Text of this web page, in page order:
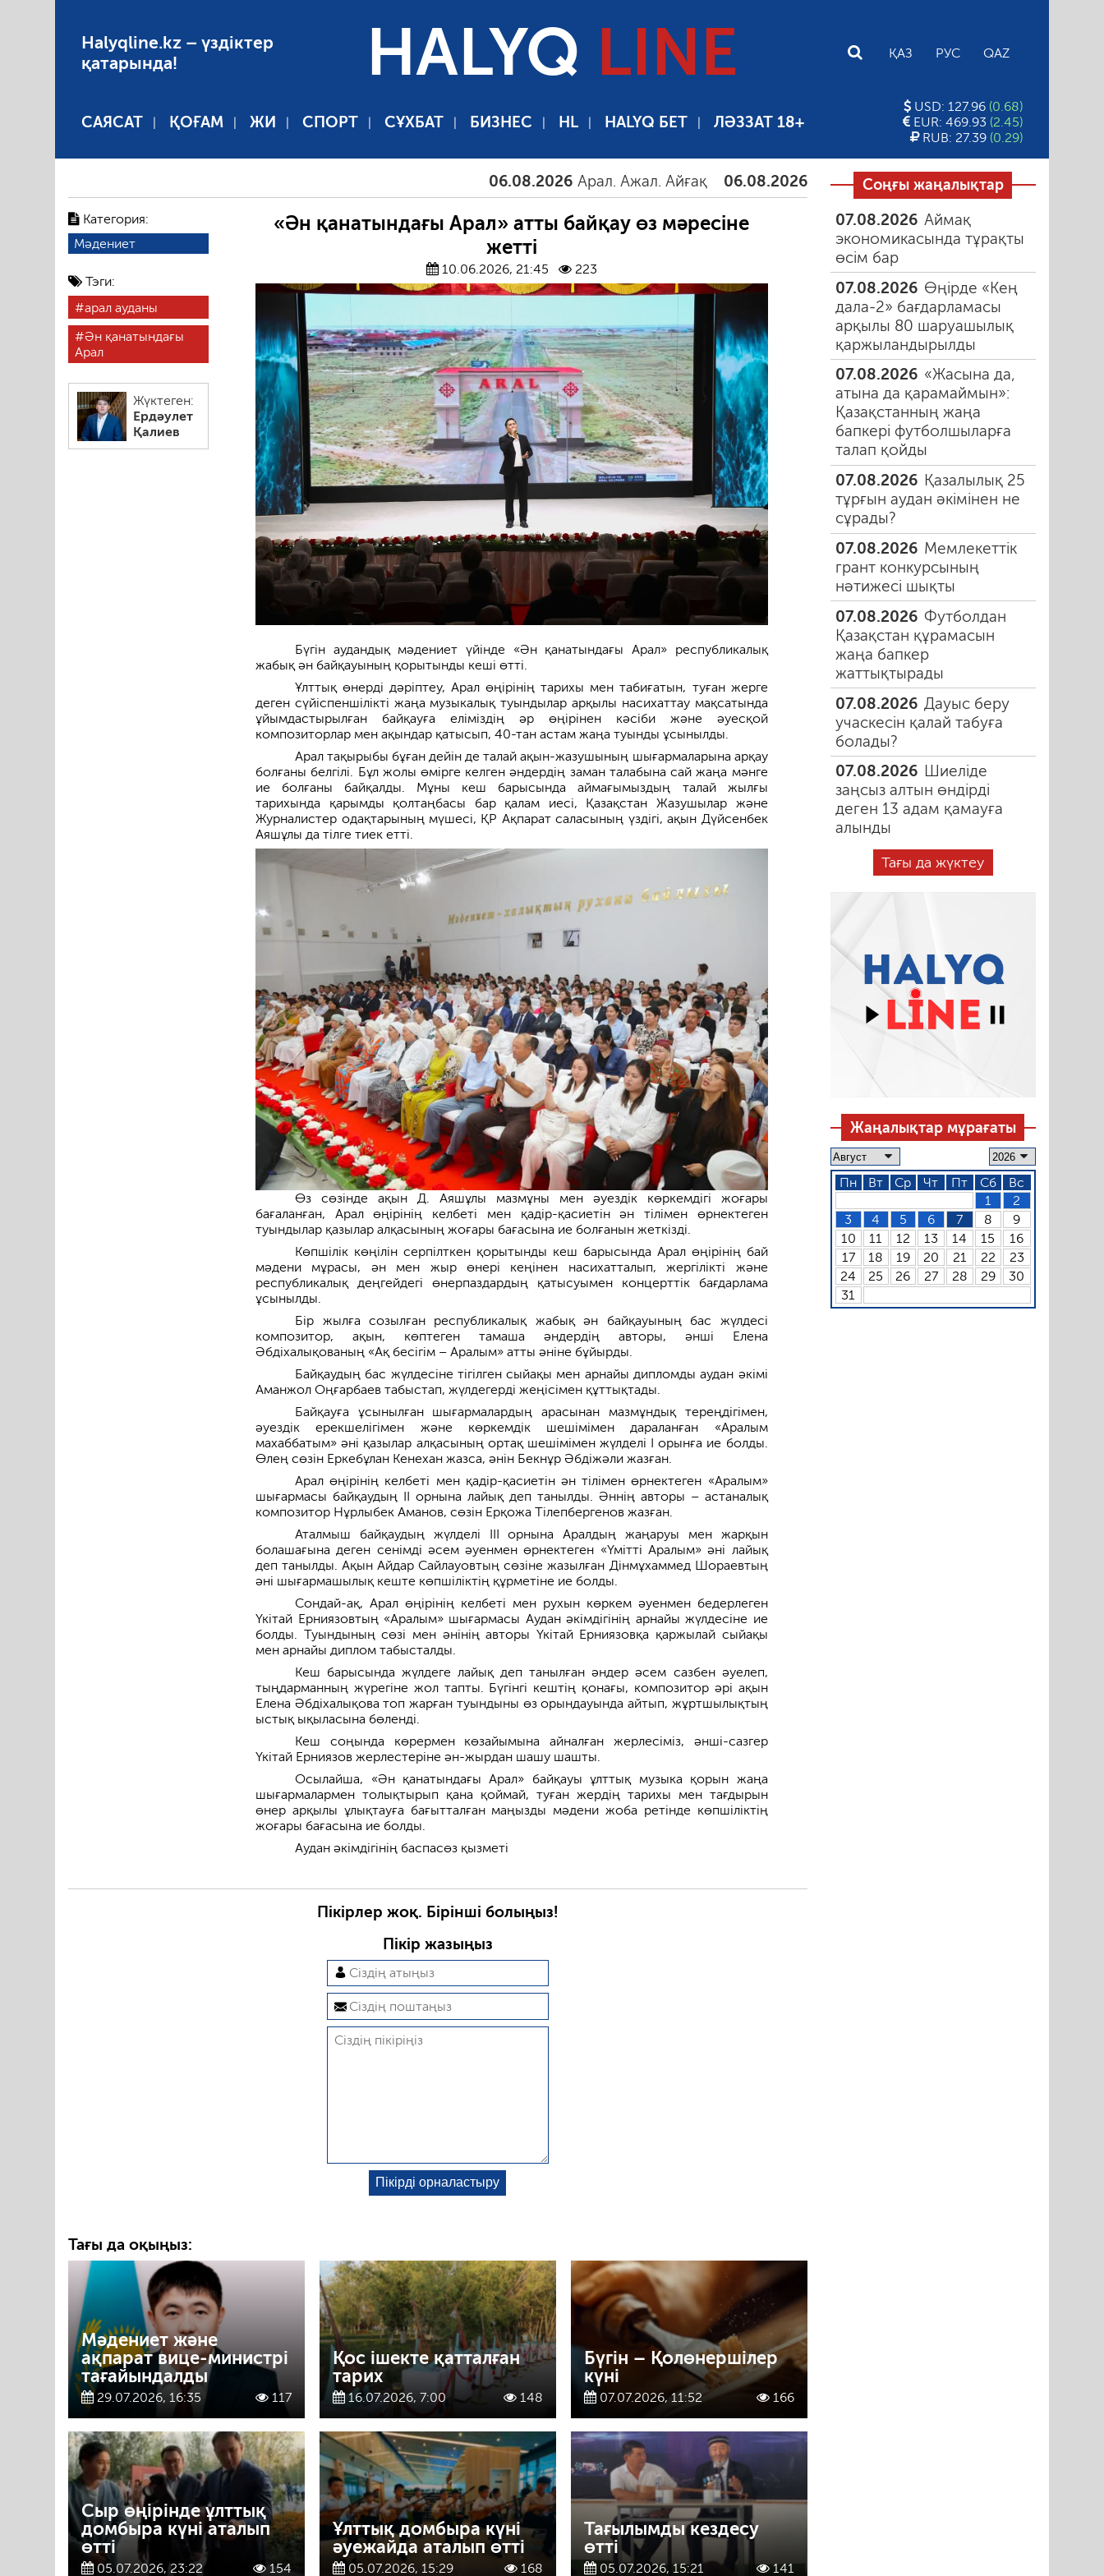
Halyqline.kz – үздіктер
қатарында!
HALYQ LINE ҚАЗ РУС QAZ
САЯСАТ ҚОҒАМ ЖИ СПОРТ СҰХБАТ БИЗНЕС HL HALYQ БЕТ ЛӘЗЗАТ 18+
USD: 127.96 (0.68)
EUR: 469.93 (2.45)
RUB: 27.39 (0.29)
06.08.2026 Арал. Ажал. Айғақ 06.08.2026 Тамыздағы таңғы түтін 06.08.2026
Категория:
Мәдениет
Тэги:
арал ауданы
Ән қанатындағы
Арал
Жүктеген:
Ердәулет
Қалиев
«Ән қанатындағы Арал» атты байқау өз мәресіне
жетті
10.06.2026, 21:45 223
Бүгін аудандық мәдениет үйінде «Ән қанатындағы Арал» республикалық
жабық ән байқауының қорытынды кеші өтті.
Ұлттық өнерді дәріптеу, Арал өңірінің тарихы мен табиғатын, туған жерге
деген сүйіспеншілікті жаңа музыкалық туындылар арқылы насихаттау мақсатында
ұйымдастырылған байқауға еліміздің әр өңірінен кәсіби және әуесқой
композиторлар мен ақындар қатысып, 40-тан астам жаңа туынды ұсынылды.
Арал тақырыбы бұған дейін де талай ақын-жазушының шығармаларына арқау
болғаны белгілі. Бұл жолы өмірге келген әндердің заман талабына сай жаңа мәнге
ие болғаны байқалды. Мұны кеш барысында аймағымыздың талай жылғы
тарихында қарымды қолтаңбасы бар қалам иесі, Қазақстан Жазушылар және
Журналистер одақтарының мүшесі, ҚР Ақпарат саласының үздігі, ақын Дүйсенбек
Аяшұлы да тілге тиек етті.
Өз сөзінде ақын Д. Аяшұлы мазмұны мен әуездік көркемдігі жоғары
бағаланған, Арал өңірінің келбеті мен қадір-қасиетін ән тілімен өрнектеген
туындылар қазылар алқасының жоғары бағасына ие болғанын жеткізді.
Көпшілік көңілін серпілткен қорытынды кеш барысында Арал өңірінің бай
мәдени мұрасы, ән мен жыр өнері кеңінен насихатталып, жергілікті және
республикалық деңгейдегі өнерпаздардың қатысуымен концерттік бағдарлама
ұсынылды.
Бір жылға созылған республикалық жабық ән байқауының бас жүлдесі
композитор, ақын, көптеген тамаша әндердің авторы, әнші Елена
Әбдіхалықованың «Ақ бесігім – Аралым» атты әніне бұйырды.
Байқаудың бас жүлдесіне тігілген сыйақы мен арнайы дипломды аудан әкімі
Аманжол Оңғарбаев табыстап, жүлдегерді жеңісімен құттықтады.
Байқауға ұсынылған шығармалардың арасынан мазмұндық тереңдігімен,
әуездік ерекшелігімен және көркемдік шешімімен дараланған «Аралым
махаббатым» әні қазылар алқасының ортақ шешімімен жүлделі І орынға ие болды.
Өлең сөзін Еркебұлан Кенехан жазса, әнін Бекнұр Әбдіжәли жазған.
Арал өңірінің келбеті мен қадір-қасиетін ән тілімен өрнектеген «Аралым»
шығармасы байқаудың ІІ орнына лайық деп танылды. Әннің авторы – астаналық
композитор Нұрлыбек Аманов, сөзін Ерқожа Тілепбергенов жазған.
Аталмыш байқаудың жүлделі ІІІ орнына Аралдың жаңаруы мен жарқын
болашағына деген сенімді әсем әуенмен өрнектеген «Үмітті Аралым» әні лайық
деп танылды. Ақын Айдар Сайлауовтың сөзіне жазылған Дінмұхаммед Шораевтың
әні шығармашылық кеште көпшіліктің құрметіне ие болды.
Сондай-ақ, Арал өңірінің келбеті мен рухын көркем әуенмен бедерлеген
Үкітай Ерниязовтың «Аралым» шығармасы Аудан әкімдігінің арнайы жүлдесіне ие
болды. Туындының сөзі мен әнінің авторы Үкітай Ерниязовқа қаржылай сыйақы
мен арнайы диплом табысталды.
Кеш барысында жүлдеге лайық деп танылған әндер әсем сазбен әуелеп,
тыңдарманның жүрегіне жол тапты. Бүгінгі кештің қонағы, композитор әрі ақын
Елена Әбдіхалықова топ жарған туындыны өз орындауында айтып, жұртшылықтың
ыстық ықыласына бөленді.
Кеш соңында көрермен көзайымына айналған жерлесіміз, әнші-сазгер
Үкітай Ерниязов жерлестеріне ән-жырдан шашу шашты.
Осылайша, «Ән қанатындағы Арал» байқауы ұлттық музыка қорын жаңа
шығармалармен толықтырып қана қоймай, туған жердің тарихы мен тағдырын
өнер арқылы ұлықтауға бағытталған маңызды мәдени жоба ретінде көпшіліктің
жоғары бағасына ие болды.
Аудан әкімдігінің баспасөз қызметі
Пікірлер жоқ. Бірінші болыңыз!
Пікір жазыңыз
Тағы да оқыңыз:
Мәдениет және
ақпарат вице-министрі
тағайындалды
29.07.2026, 16:35 117
Қос ішекте қатталған
тарих
16.07.2026, 7:00 148
Бүгін – Қолөнершілер
күні
07.07.2026, 11:52 166
Сыр өңірінде ұлттық
домбыра күні аталып
өтті
05.07.2026, 23:22 154
Ұлттық домбыра күні
әуежайда аталып өтті
05.07.2026, 15:29 168
Тағылымды кездесу
өтті
05.07.2026, 15:21 141
Соңғы жаңалықтар
07.08.2026 Аймақ
экономикасында тұрақты
өсім бар
07.08.2026 Өңірде «Кең
дала-2» бағдарламасы
арқылы 80 шаруашылық
қаржыландырылды
07.08.2026 «Жасына да,
атына да қарамаймын»:
Қазақстанның жаңа
бапкері футболшыларға
талап қойды
07.08.2026 Қазалылық 25
тұрғын аудан әкімінен не
сұрады?
07.08.2026 Мемлекеттік
грант конкурсының
нәтижесі шықты
07.08.2026 Футболдан
Қазақстан құрамасын
жаңа бапкер
жаттықтырады
07.08.2026 Дауыс беру
учаскесін қалай табуға
болады?
07.08.2026 Шиеліде
заңсыз алтын өндірді
деген 13 адам қамауға
алынды
Тағы да жүктеу
Жаңалықтар мұрағаты
Пн Вт Ср Чт Пт Сб
Вс
1
2
3
4 5 6 7 8
9
10
11 12 13 14 15
16
17
18 19 20 21 22
23
24
25 26 27 28 29
30
31